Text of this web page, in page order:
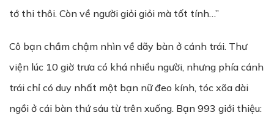
tớ thi thôi. Còn về người giỏi giỏi mà tốt tính…”
Cô bạn chầm chậm nhìn về dãy bàn ở cánh trái. Thư
viện lúc 10 giờ trưa có khá nhiều người, nhưng phía cánh
trái chỉ có duy nhất một bạn nữ đeo kính, tóc xõa dài
ngồi ở cái bàn thứ sáu từ trên xuống. Bạn 993 giới thiệu: